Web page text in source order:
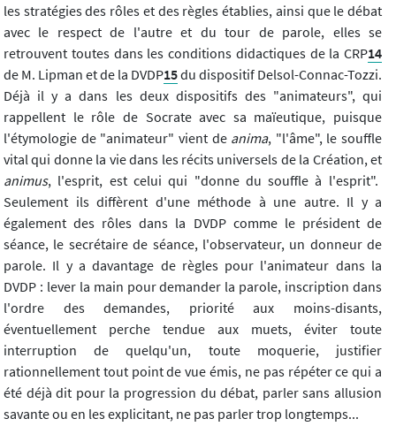
les stratégies des rôles et des règles établies, ainsi que le débat
avec le respect de l'autre et du tour de parole, elles se
retrouvent toutes dans les conditions didactiques de la CRP14
de M. Lipman et de la DVDP15du dispositif Delsol-Connac-Tozzi.
Déjà il y a dans les deux dispositifs des "animateurs", qui
rappellent le rôle de Socrate avec sa maïeutique, puisque
l'étymologie de "animateur" vient deanima, "l'âme", le souffle
vital qui donne la vie dans les récits universels de la Création, et
animus, l'esprit, est celui qui "donne du souffle à l'esprit".
Seulement ils diffèrent d'une méthode à une autre. Il y a
également des rôles dans la DVDP comme le président de
séance, le secrétaire de séance, l'observateur, un donneur de
parole. Il y a davantage de règles pour l'animateur dans la
DVDP : lever la main pour demander la parole, inscription dans
l'ordre des demandes, priorité aux moins-disants,
éventuellement perche tendue aux muets, éviter toute
interruption de quelqu'un, toute moquerie, justifier
rationnellement tout point de vue émis, ne pas répéter ce qui a
été déjà dit pour la progression du débat, parler sans allusion
savante ou en les explicitant, ne pas parler trop longtemps...